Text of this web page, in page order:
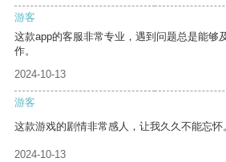
游客
这款app的客服非常专业，遇到问题总是能够
作。
2024-10-13
游客
这款游戏的剧情非常感人，让我久久不能忘怀
2024-10-13